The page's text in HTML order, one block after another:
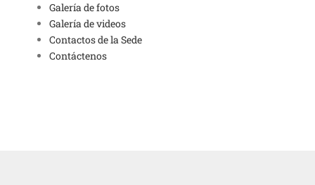
Galería de fotos
Galería de videos
Contactos de la Sede
Contáctenos